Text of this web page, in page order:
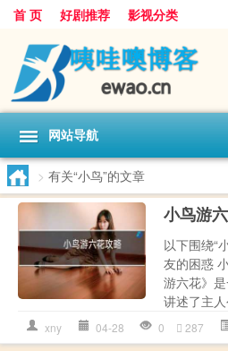
首 页 好剧推荐 影视分类
网站导航
> 有关“小鸟”的文章
小鸟游
以下围绕“
友的困惑
游六花》
讲述了主
xny 04-28 0 287